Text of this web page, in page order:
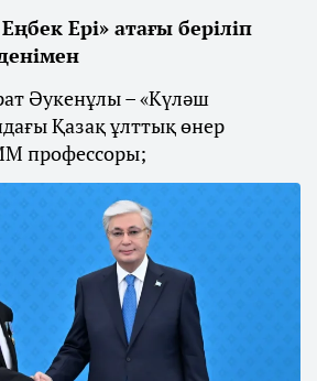
Ері» атағы беріліп
Әукенұлы – «Күләш
Қазақ ұлттық өнер
профессоры;